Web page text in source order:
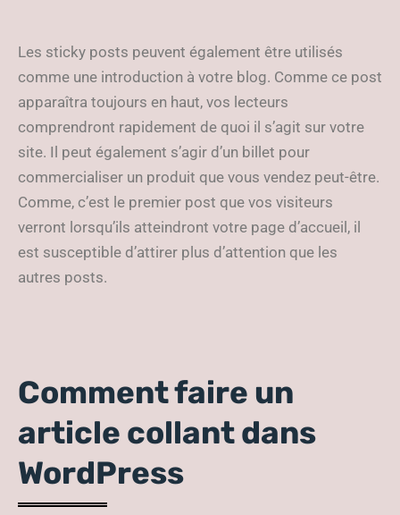
Les sticky posts peuvent également être utilisés
comme une introduction à votre blog. Comme ce post
apparaîtra toujours en haut, vos lecteurs
comprendront rapidement de quoi il s’agit sur votre
site. Il peut également s’agir d’un billet pour
commercialiser un produit que vous vendez peut-être.
Comme, c’est le premier post que vos visiteurs
verront lorsqu’ils atteindront votre page d’accueil, il
est susceptible d’attirer plus d’attention que les
autres posts.
Comment faire un
article collant dans
WordPress